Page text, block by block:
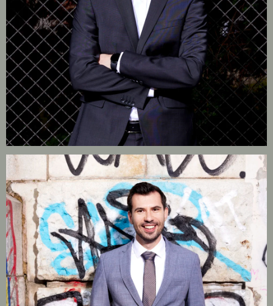
KANZLEI
EXPERTISEN
UPC
TEAM
BULLETIN
KARRIERE
PORT
IMPRESSUM & DATENSCHUTZ
DE EN